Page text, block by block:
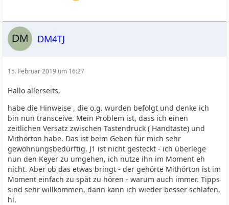
DM4TJ
15. Februar 2019 um 16:27
Hallo allerseits,
habe die Hinweise , die o.g. wurden befolgt und denke ich
bin nun transceive. Mein Problem ist, dass ich einen
zeitlichen Versatz zwischen Tastendruck ( Handtaste) und
Mithörton habe. Das ist beim Geben für mich sehr
gewöhnungsbedürftig. J1 ist nicht gesteckt - ich überlege
nun den Keyer zu umgehen, ich nutze ihn im Moment eh
nicht. Aber ob das etwas bringt - der gehörte Mithörton ist im
Moment einfach zu spät zu hören - warum auch immer. Tipps
sind sehr willkommen, dann kann ich wieder besser schlafen,
hi.